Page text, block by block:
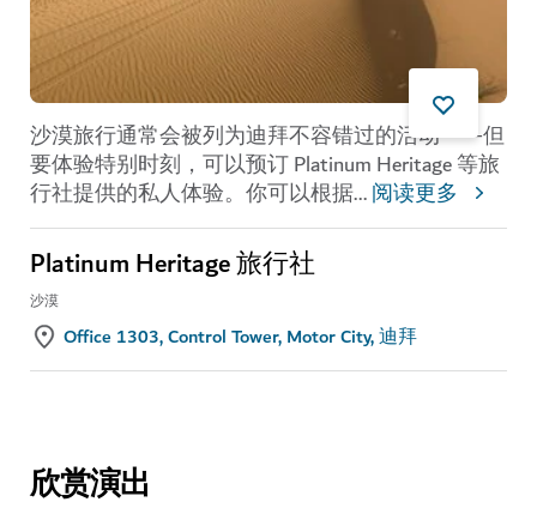
沙漠旅行通常会被列为迪拜不容错过的活动——但
要体验特别时刻，可以预订 Platinum Heritage 等旅
行社提供的私人体验。你可以根据...阅读更多
Platinum Heritage 旅行社
沙漠
Office 1303, Control Tower, Motor City, 迪拜
欣赏演出